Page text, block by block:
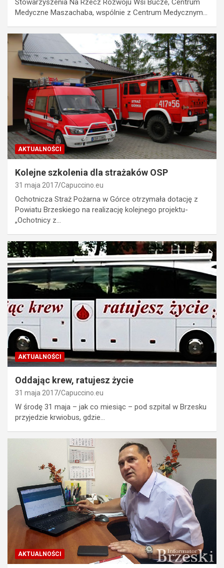
Stowarzyszenia Na Rzecz Rozwoju Wsi Bucze, Centrum
Medyczne Maszachaba, wspólnie z Centrum Medycznym…
AKTUALNOŚCI
Kolejne szkolenia dla strażaków OSP
31 maja 2017 Capuccino.eu
Ochotnicza Straż Pożarna w Górce otrzymała dotację z
Powiatu Brzeskiego na realizację kolejnego projektu-
„Ochotnicy z…
AKTUALNOŚCI
Oddając krew, ratujesz życie
31 maja 2017 Capuccino.eu
W środę 31 maja – jak co miesiąc – pod szpital w Brzesku
przyjedzie krwiobus, gdzie…
AKTUALNOŚCI